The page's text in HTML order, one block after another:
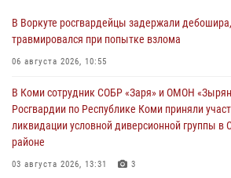
В Воркуте росгвардейцы задержали
травмировался при попытке взлома
06 августа 2026, 10:55
В Коми сотрудник СОБР «Заря» и ОМОН
Росгвардии по Республике Коми приняли
ликвидации условной диверсионной группы
районе
03 августа 2026, 13:31 3